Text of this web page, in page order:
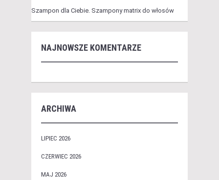
Szampon dla Ciebie. Szampony matrix do włosów
NAJNOWSZE KOMENTARZE
ARCHIWA
LIPIEC 2026
CZERWIEC 2026
MAJ 2026